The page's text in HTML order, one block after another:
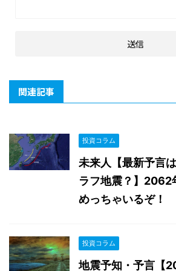
関連記事
投資コラム
未来人【最新予言
ラフ地震？】2062
めっちゃいるぞ！
投資コラム
地震予知・予言【